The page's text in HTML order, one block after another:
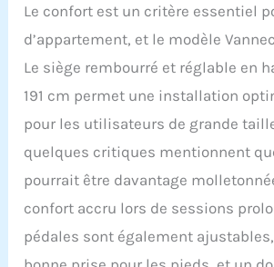
【Plus
plus
vélo
pliable avec
équipé d'un
arrière
avec des
et
assurer un
maximal
combinaison
siège réglable
hauteur du
Le confort est un critère essentiel
d’appartement, et le modèle
Le siège rembourré et réglable en
191 cm permet une installation
pour les utilisateurs de grande
quelques critiques mentionnent
pourrait être davantage
confort accru lors de sessions
pédales sont également